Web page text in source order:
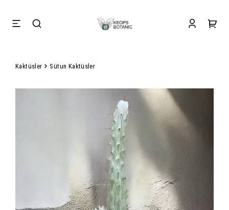
Kaktüsler Sütun Kaktüsler